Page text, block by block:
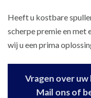
Heeft u kostbare
scherpe premie en met
wij u een prima
Vragen over
Mail ons of